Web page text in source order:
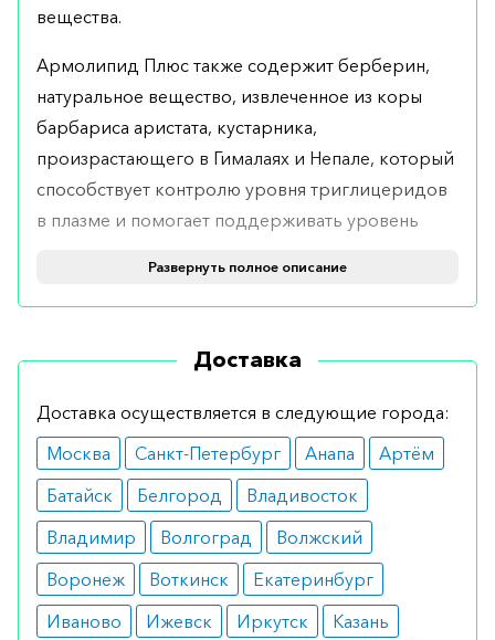
вещества.
Армолипид Плюс также содержит берберин,
натуральное вещество, извлеченное из коры
барбариса аристата, кустарника,
произрастающего в Гималаях и Непале, который
способствует контролю уровня триглицеридов
в плазме и помогает поддерживать уровень
Добавка показана к применению при наличии
сердечно-сосудистых заболеваний, в частности
препарат используется для лечения высокого
уровня холестерина и высокого уровня
триглицеридов природного происхождения,
который содержит красный дрожжевой рис,
фолиевую кислоту, коэнзим Q10, барбарис,
аристат и астаксантин. Все эти ингредиенты
создают команду для борьбы с
гиперхолестеринемией.
Развернуть полное описание
Доставка
Доставка осуществляется в следующие города:
Москва
Санкт-Петербург Анапа
Артём
Батайск
Белгород
Владивосток
Владимир
Волгоград
Волжский
Воронеж
Воткинск
Екатеринбург
Иваново
Ижевск Иркутск
Казань